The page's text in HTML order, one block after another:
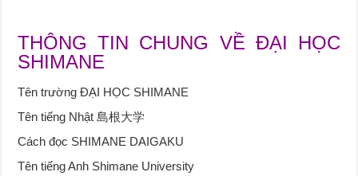
THÔNG TIN CHUNG VỀ ĐẠI HỌC
SHIMANE
Tên trường ĐẠI HỌC SHIMANE
Tên tiếng Nhật 島根大学
Cách đọc SHIMANE DAIGAKU
Tên tiếng Anh Shimane University